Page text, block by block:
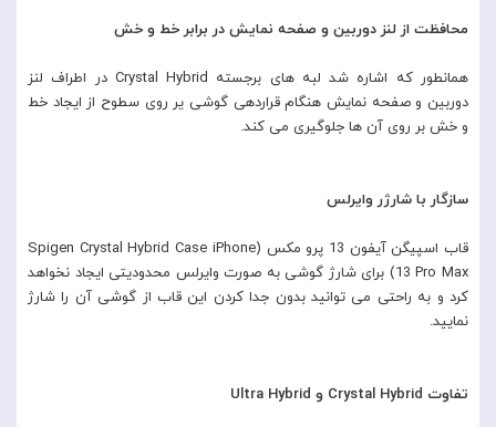
محافظت از لنز دوربین و صفحه نمایش در برابر خط و خش
همانطور که اشاره شد لبه های برجسته Crystal Hybrid در اطراف لنز
دوربین و صفحه نمایش هنگام قراردهی گوشی یر روی سطوح از ایجاد خط
و خش بر روی آن ها جلوگیری می کند.
سازگار با شارژر وایرلس
قاب اسپیگن آیفون 13 پرو مکس (Spigen Crystal Hybrid Case iPhone
13 Pro Max) برای شارژ گوشی به صورت وایرلس محدودیتی ایجاد نخواهد
کرد و به راحتی می توانید بدون جدا کردن این قاب از گوشی آن را شارژ
نمایید.
تفاوت Crystal Hybrid و Ultra Hybrid